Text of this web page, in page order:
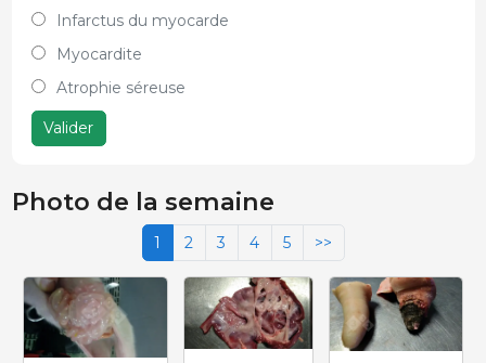
Infarctus du myocarde
Myocardite
Atrophie séreuse
Valider
Photo de la semaine
1 2 3 4 5 >>